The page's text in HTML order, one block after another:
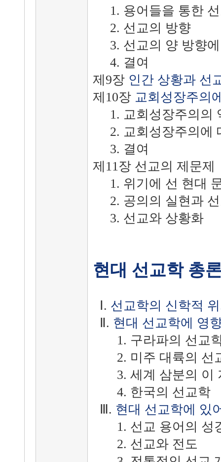
1. 용어들을 통한 선
2. 선교의 방향
3. 선교의 양 방향에
4. 결여
제9장 인간 상황과 선
제10장 교회성장주의
1. 교회성장주의의
2. 교회성장주의에
3. 결여
제11장 선교의 제문제
1. 위기에 선 현대
2. 공의의 실현과
3. 선교와 상황화
현대 선교학 총
Ⅰ. 선교학의 신학적
Ⅱ. 현대 선교학에 영
1. 구라파의 선교
2. 미주 대륙의 선
3. 세계 삼분의 이
4. 한국의 선교학
Ⅲ. 현대 선교학에 있
1. 선교 용어의 성
2. 선교와 전도